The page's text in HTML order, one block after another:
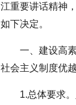
江重要讲话精神
如下决定。
一、建设高
社会主义制度优
1.总体要求